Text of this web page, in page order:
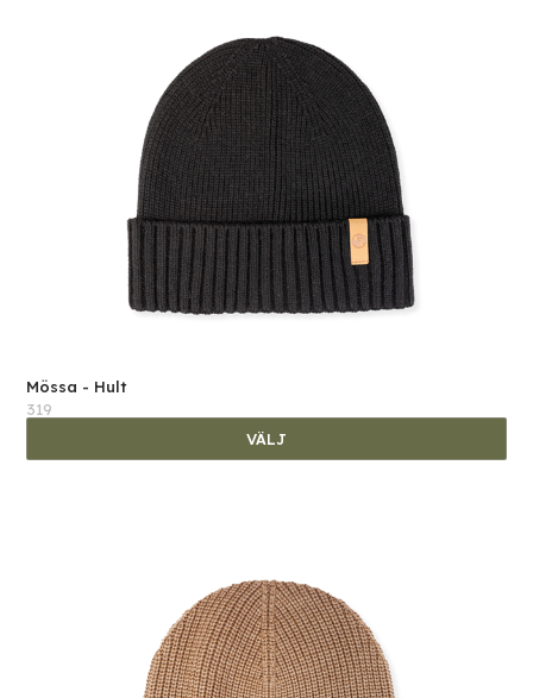
Mössa - Hult
319
VÄLJ